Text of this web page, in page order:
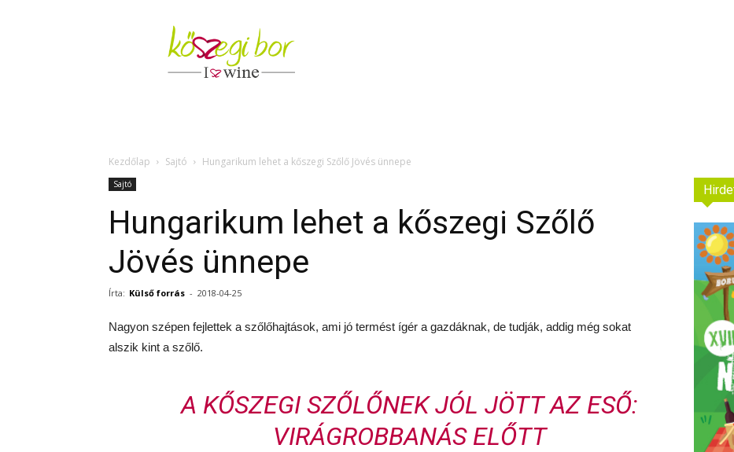
Kőszegi
Kezdőlap Sajtó Hungarikum lehet a kőszegi Szőlő Jövés ünnepe
Sajtó
Hungarikum lehet a kőszegi Szőlő
Jövés ünnepe
Írta: Külső forrás - 2018-04-25
Nagyon szépen fejlettek a szőlőhajtások, ami jó termést ígér a gazdáknak, de tudják, addig még sokat
alszik kint a szőlő.
A KŐSZEGI SZŐLŐNEK JÓL JÖTT AZ ESŐ:
VIRÁGROBBANÁS ELŐTT